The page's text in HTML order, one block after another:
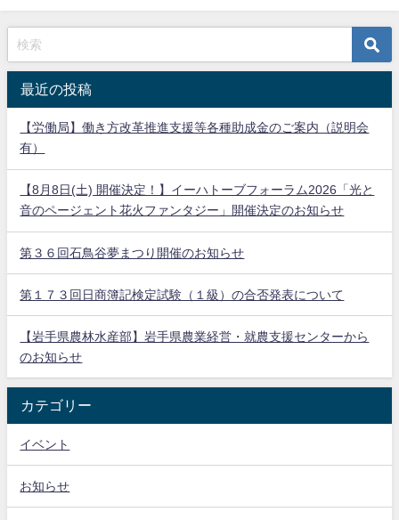
最近の投稿
【労働局】働き方改革推進支援等各種助成金のご案内（説明会
有）
【8月8日(土) 開催決定！】イーハトーブフォーラム2026「光と
音のページェント花火ファンタジー」開催決定のお知らせ
第３６回石鳥谷夢まつり開催のお知らせ
第１７３回日商簿記検定試験（１級）の合否発表について
【岩手県農林水産部】岩手県農業経営・就農支援センターから
のお知らせ
カテゴリー
イベント
お知らせ